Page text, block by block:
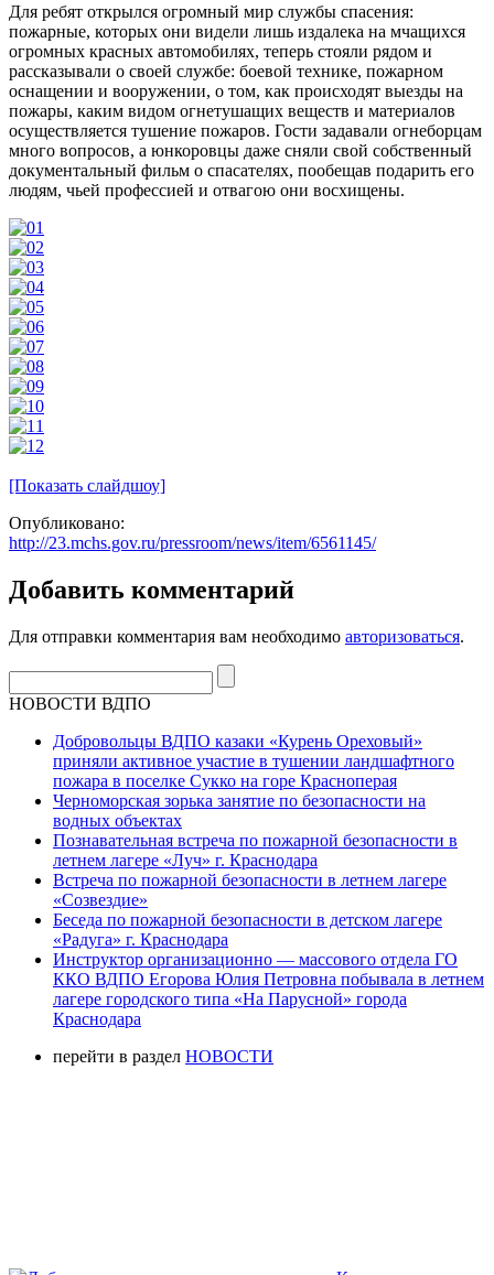
Для ребят открылся огромный мир службы спасения:
пожарные, которых они видели лишь издалека на мчащихся
огромных красных автомобилях, теперь стояли рядом и
рассказывали о своей службе: боевой технике, пожарном
оснащении и вооружении, о том, как происходят выезды на
пожары, каким видом огнетушащих веществ и материалов
осуществляется тушение пожаров. Гости задавали огнеборцам
много вопросов, а юнкоровцы даже сняли свой собственный
документальный фильм о спасателях, пообещав подарить его
людям, чьей профессией и отвагою они восхищены.
[Показать слайдшоу]
Опубликовано:
http://23.mchs.gov.ru/pressroom/news/item/6561145/
Добавить комментарий
Для отправки комментария вам необходимо авторизоваться.
НОВОСТИ ВДПО
Добровольцы ВДПО казаки «Курень Ореховый»
приняли активное участие в тушении ландшафтного
пожара в поселке Сукко на горе Красноперая
Черноморская зорька занятие по безопасности на
водных объектах
Познавательная встреча по пожарной безопасности в
летнем лагере «Луч» г. Краснодара
Встреча по пожарной безопасности в летнем лагере
«Созвездие»
Беседа по пожарной безопасности в детском лагере
«Радуга» г. Краснодара
Инструктор организационно — массового отдела ГО
ККО ВДПО Егорова Юлия Петровна побывала в летнем
лагере городского типа «На Парусной» города
Краснодара
перейти в раздел НОВОСТИ